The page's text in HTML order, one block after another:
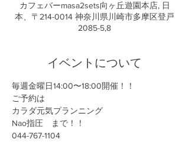
カフェバーmasa2sets向ヶ丘遊園本店, 日
本、〒214-0014 神奈川県川崎市多摩区登戸
2085-5,8
イベントについて
毎週金曜日14:00〜18:00開催！！
ご予約は
カラダ元気プランニング
Nao指圧　まで！！
044-767-1104